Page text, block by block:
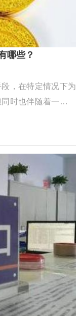
哪些？
，在特定情况下为
时也伴随着一些潜
卡人的资金压力。
困难时，通过停息
能 ...